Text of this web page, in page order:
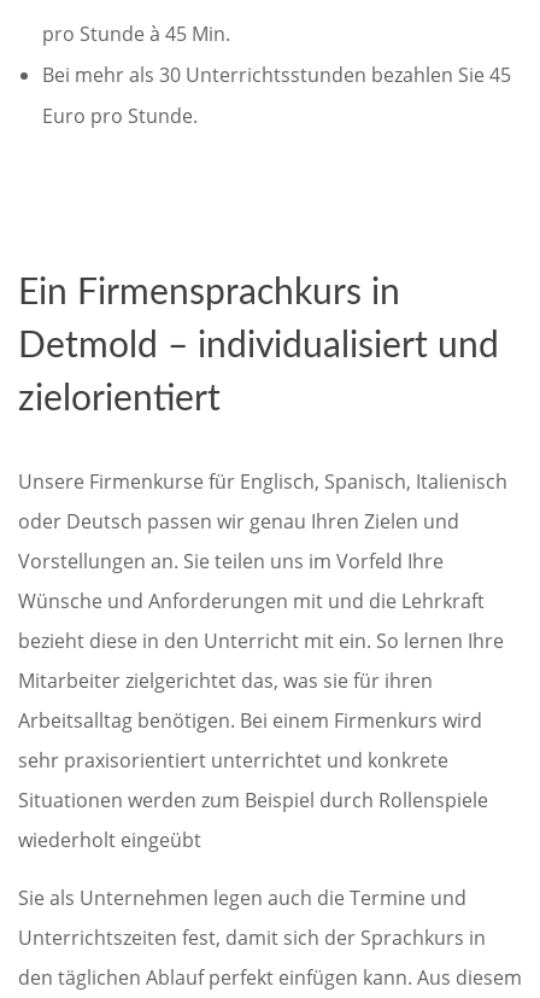
pro Stunde à 45 Min.
Bei mehr als 30 Unterrichtsstunden bezahlen Sie 45
Euro pro Stunde.
Ein Firmensprachkurs in
Detmold – individualisiert und
zielorientiert
Unsere Firmenkurse für Englisch, Spanisch, Italienisch
oder Deutsch passen wir genau Ihren Zielen und
Vorstellungen an. Sie teilen uns im Vorfeld Ihre
Wünsche und Anforderungen mit und die Lehrkraft
bezieht diese in den Unterricht mit ein. So lernen Ihre
Mitarbeiter zielgerichtet das, was sie für ihren
Arbeitsalltag benötigen. Bei einem Firmenkurs wird
sehr praxisorientiert unterrichtet und konkrete
Situationen werden zum Beispiel durch Rollenspiele
wiederholt eingeübt
Sie als Unternehmen legen auch die Termine und
Unterrichtszeiten fest, damit sich der Sprachkurs in
den täglichen Ablauf perfekt einfügen kann. Aus diesem